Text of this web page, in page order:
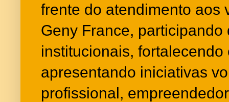
frente do atendimento aos
Geny France, participando
institucionais, fortalecendo
apresentando iniciativas
profissional,